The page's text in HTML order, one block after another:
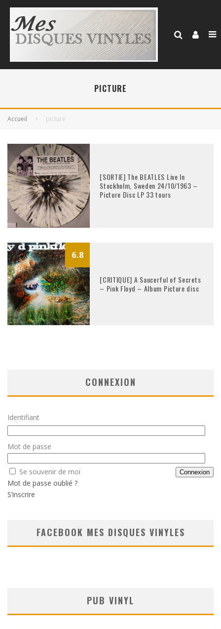
PICTURE
Accueil picture
[SORTIE] The BEATLES Live In
Stockholm, Sweden 24/10/1963 –
Picture Disc LP 33 tours
6.8
[CRITIQUE] A Saucerful of Secrets
– Pink Floyd – Album Picture disc
CONNEXION
Identifiant
Mot de passe
Se souvenir de moi
Mot de passe oublié ?
S’inscrire
FACEBOOK MES DISQUES VINYLES
PUB VINYL